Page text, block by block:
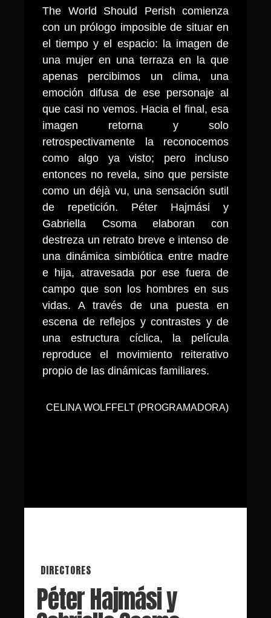
The World Should Perish comienza
con un prólogo imposible de situar en
el tiempo y el espacio: la imagen de
una mujer en una terraza en la que
apenas percibimos un clima, una
emoción difusa de ese personaje al
que casi no vemos. Hacia el final, esa
imagen retorna y solo
retrospectivamente la reconocemos
como algo ya visto; pero incluso
entonces no revela, sino que persiste
como un déjà vu, una sensación sutil
de repetición. Péter Hajmási y
Gabriella Csoma elaboran con
destreza un retrato breve e intenso de
una dinámica simbiótica entre madre
e hija, atravesada por ese fuera de
campo que son los hombres en sus
vidas. A través de una puesta en
escena de reflejos y contrastes y de
una estructura cíclica, la película
reproduce el movimiento reiterativo
propio de las dinámicas familiares.
CELINA WOLFFELT (PROGRAMADORA)
DIRECTORES
Péter Hajmási y